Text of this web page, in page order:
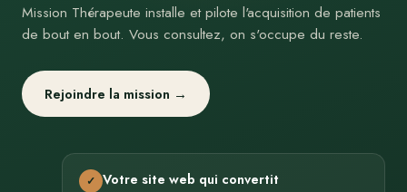
Mission Thérapeute installe et pilote l'acquisition de patients
de bout en bout. Vous consultez, on s'occupe du reste.
Rejoindre la mission →
✓ Votre site web qui convertit